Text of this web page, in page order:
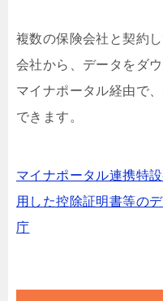
複数の保険会社と契約
会社から、データをダ
マイナポータル経由で
できます。
マイナポータル連携特
用した控除証明書等の
庁